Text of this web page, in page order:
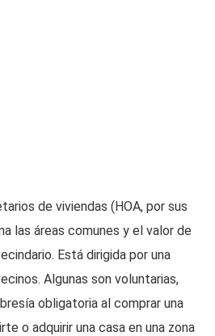
de viviendas (HOA, por sus
las áreas comunes y el valor de
Está dirigida por una
Algunas son voluntarias,
obligatoria al comprar una
o adquirir una casa en una zona